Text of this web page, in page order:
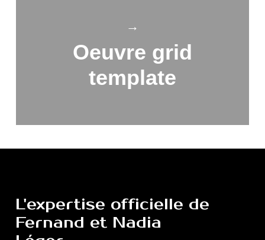
→
Oeuvre grid
template
L'expertise officielle de
Fernand et Nadia